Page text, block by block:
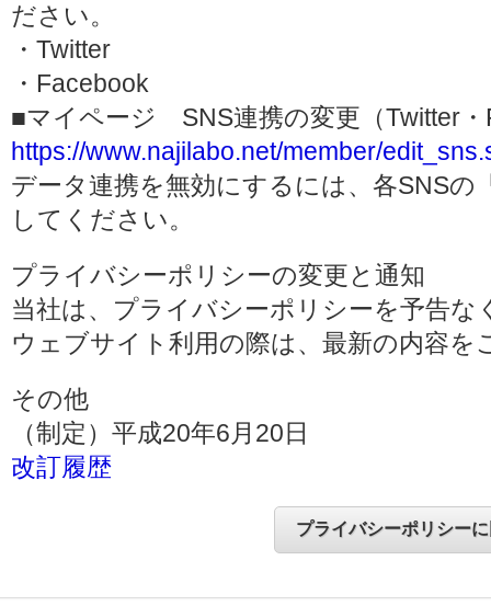
ださい。
・Twitter
・Facebook
■マイページ SNS連携の変更（Twitter・
https://www.najilabo.net/member/
データ連携を無効にするには、各SNS
してください。
プライバシーポリシーの変更と通知
当社は、プライバシーポリシーを予告
ウェブサイト利用の際は、最新の内容を
その他
（制定）平成20年6月20日
改訂履歴